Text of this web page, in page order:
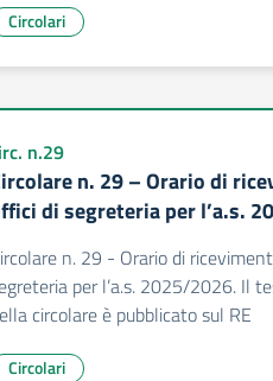
Circolari
n.29
n. 29 – Orario di
di segreteria per l’a.s.
n. 29 - Orario di
per l’a.s. 2025/2026. Il
circolare è pubblicato sul RE
Circolari